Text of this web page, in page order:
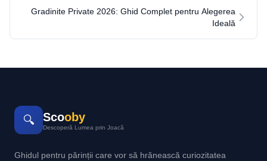
Gradinite Private 2026: Ghid Complet pentru Alegerea
Ideală
🔍 Scooby
Descoperă Lumea prin Joacă
Ghidul pentru părinții care vor să hrănească curiozitatea